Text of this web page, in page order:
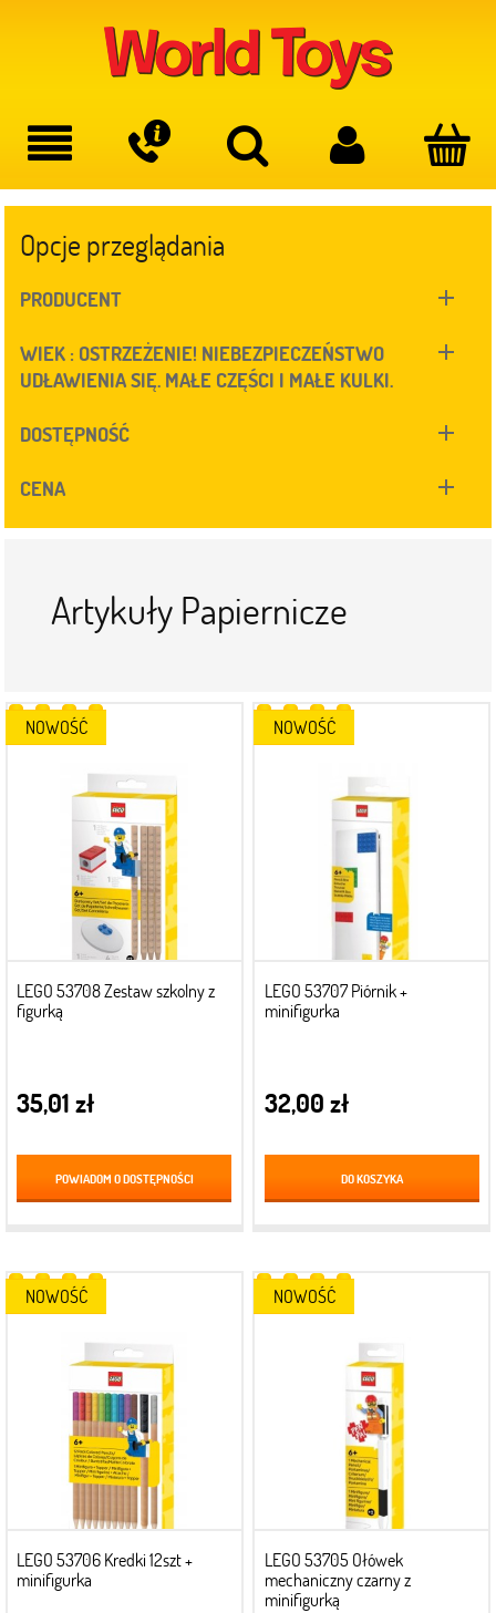
Opcje przeglądania
PRODUCENT
WIEK : OSTRZEŻENIE! NIEBEZPIECZEŃSTWO
UDŁAWIENIA SIĘ. MAŁE CZĘŚCI I MAŁE KULKI.
DOSTĘPNOŚĆ
CENA
Artykuły Papiernicze
LEGO 53708 Zestaw szkolny z
figurką
35,01 zł
POWIADOM O DOSTĘPNOŚCI
NOWOŚĆ
LEGO 53707 Piórnik +
minifigurka
32,00 zł
DO KOSZYKA
NOWOŚĆ
LEGO 53706 Kredki 12szt +
minifigurka
NOWOŚĆ
LEGO 53705 Ołówek
mechaniczny czarny z
minifigurką
NOWOŚĆ